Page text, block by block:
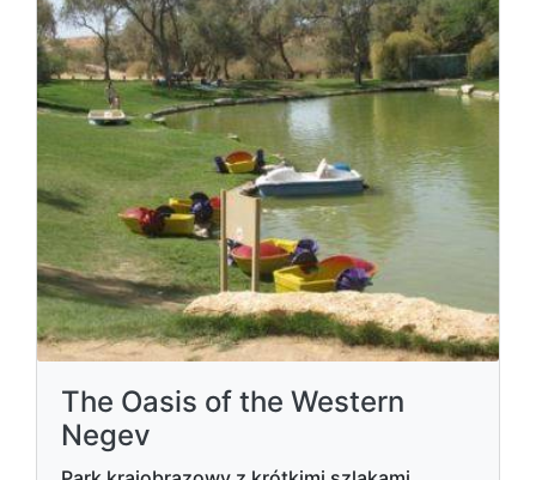
The Oasis of the Western
Negev